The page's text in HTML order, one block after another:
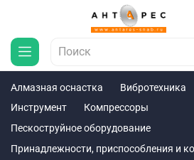
Алмазная оснастка Вибротехника
Инструмент
Компрессоры
Пескоструйное оборудование
Принадлежности, приспособления и